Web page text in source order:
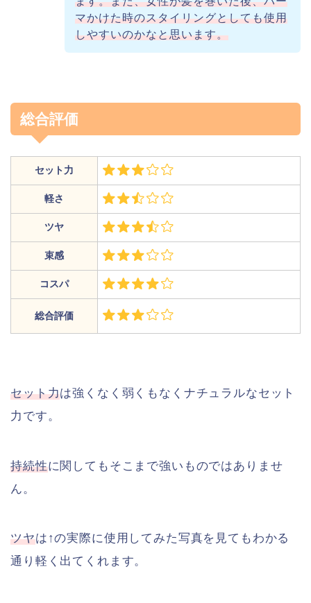
マかけた時のスタイリングとしても使用
しやすいのかなと思います。
総合評価
セット力
軽さ
ツヤ
束感
コスパ
総合評価
セット力は強くなく弱くもなくナチュラルなセット
力です。
持続性に関してもそこまで強いものではありませ
ん。
ツヤは↑の実際に使用してみた写真を見てもわかる
通り軽く出てくれます。